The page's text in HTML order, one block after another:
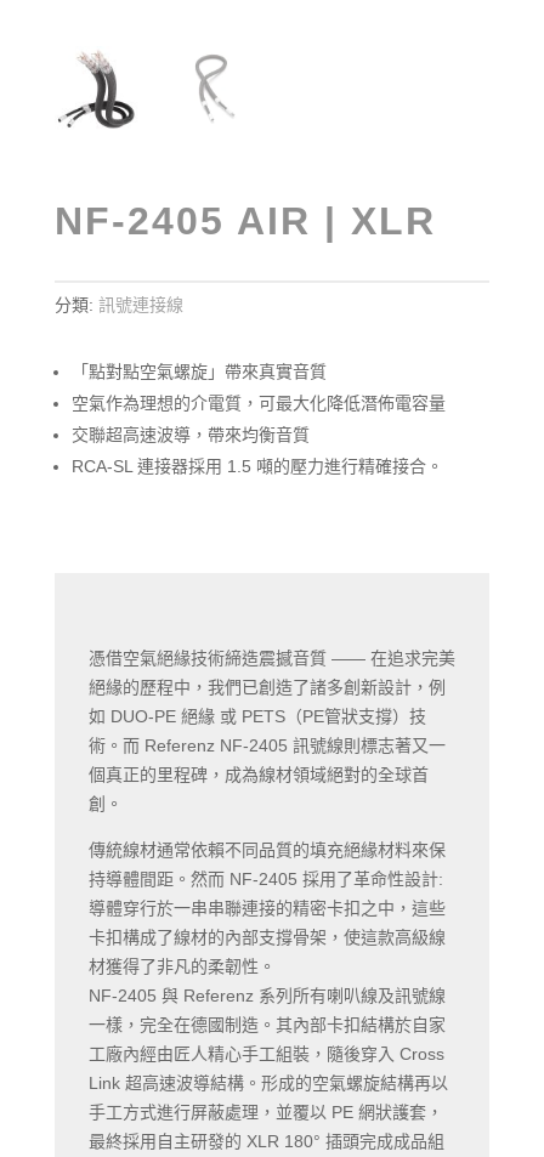
NF-2405 AIR | XLR
分類: 訊號連接線
「點對點空氣螺旋」帶來真實音質
空氣作為理想的介電質，可最大化降低潛佈電容量
交聯超高速波導，帶來均衡音質
RCA-SL 連接器採用 1.5 噸的壓力進行精確接合。
憑借空氣絕緣技術締造震撼音質 —— 在追求完美
絕緣的歷程中，我們已創造了諸多創新設計，例
如 DUO-PE 絕緣 或 PETS（PE管狀支撐）技
術。而 Referenz NF-2405 訊號線則標志著又一
個真正的里程碑，成為線材領域絕對的全球首
創。
傳統線材通常依賴不同品質的填充絕緣材料來保
持導體間距。然而 NF-2405 採用了革命性設計:
導體穿行於一串串聯連接的精密卡扣之中，這些
卡扣構成了線材的內部支撐骨架，使這款高級線
材獲得了非凡的柔韌性。
NF-2405 與 Referenz 系列所有喇叭線及訊號線
一樣，完全在德國制造。其內部卡扣結構於自家
工廠內經由匠人精心手工組裝，隨後穿入 Cross
Link 超高速波導結構。形成的空氣螺旋結構再以
手工方式進行屏蔽處理，並覆以 PE 網狀護套，
最終採用自主研發的 XLR 180° 插頭完成成品組